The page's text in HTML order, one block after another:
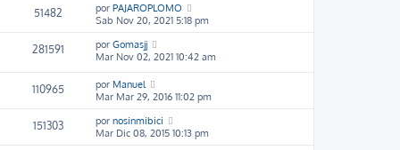
51482 por PAJAROPLOMO
Sab Nov 20, 2021 5:18 pm
281591 por Gomasjj
Mar Nov 02, 2021 10:42 am
110965 por Manuel
Mar Mar 29, 2016 11:02 pm
151303 por nosinmibici
Mar Dic 08, 2015 10:13 pm